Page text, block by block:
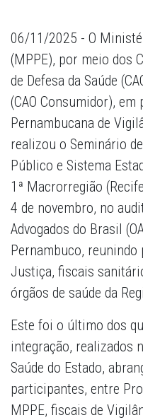
06/11/2025 - O
(MPPE), por meio dos
de Defesa da Saúde
(CAO Consumidor),
Pernambucana de
realizou o Seminário
Público e Sistema
1ª Macrorregião
4 de novembro, no
Advogados do Brasil
Pernambuco,
Justiça, fiscais
órgãos de saúde da
Este foi o último dos
integração, realizados
Saúde do Estado,
participantes, entre
MPPE, fiscais de